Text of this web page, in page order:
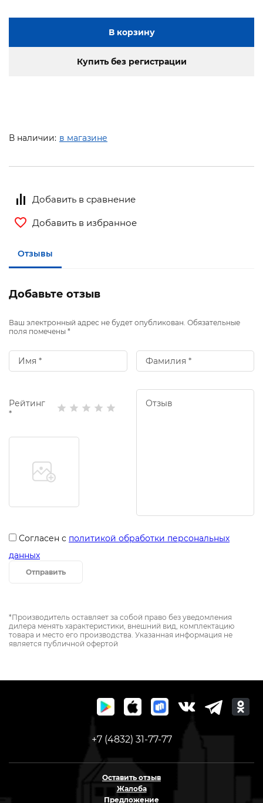
В корзину
Купить без регистрации
В наличии: в магазине
Добавить в сравнение
Добавить в избранное
Отзывы
Добавьте отзыв
Ваш электронный адрес не будет опубликован. Обязательные
поля помечены *
Рейтинг
*
Согласен с политикой обработки персональных
данных
Отправить
*Производитель оставляет за собой право без уведомления
дилера менять характеристики, внешний вид, комплектацию
товара и место его производства. Указанная информация не
является публичной офертой
+7 (4832) 31-77-77
Оставить отзыв
Жалоба
Предложение